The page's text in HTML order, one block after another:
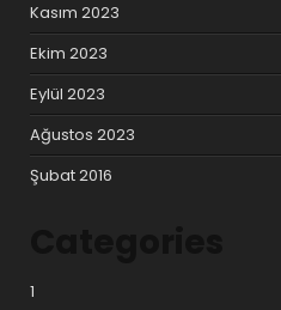
Kasım 2023
Ekim 2023
Eylül 2023
Ağustos 2023
Şubat 2016
1